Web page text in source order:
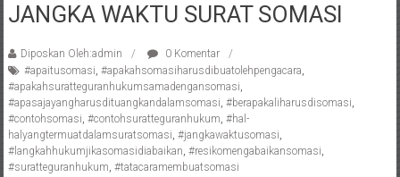
Pengacara
Advokat
/
Konsultan
Hukum
/
Konsultan
JANGKA WAKTU SURAT SOMASI
Diposkan Oleh:admin
0 Komentar
#apaitusomasi, #apakahsomasiharusdibuatolehpengacara,
#apakahsuratteguranhukumsamadengansomasi,
#apasajayangharusdituangkandalamsomasi, #berapakaliharusdisomasi,
#contohsomasi, #contohsuratteguranhukum, #hal-
halyangtermuatdalamsuratsomasi, #jangkawaktusomasi,
#langkahhukumjikasomasidiabaikan, #resikomengabaikansomasi,
#suratteguranhukum, #tatacaramembuatsomasi